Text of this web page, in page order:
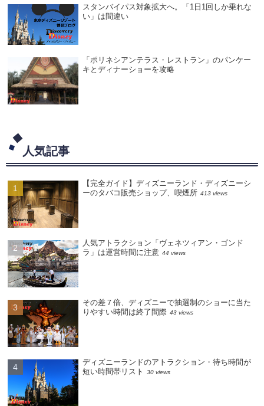
スタンバイパス対象拡大へ。「1日1回しか乗れな
い」は間違い
「ポリネシアンテラス・レストラン」のパンケー
キとディナーショーを攻略
人気記事
【完全ガイド】ディズニーランド・ディズニーシ
ーのタバコ販売ショップ、喫煙所 413 views
人気アトラクション「ヴェネツィアン・ゴンド
ラ」は運営時間に注意 44 views
その差７倍、ディズニーで抽選制のショーに当た
りやすい時間は終了間際 43 views
ディズニーランドのアトラクション・待ち時間が
短い時間帯リスト
30 views